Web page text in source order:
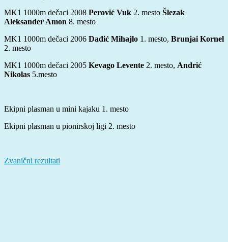
MK1 1000m dečaci 2008 Perović Vuk 2. mesto Šlezak
Aleksander Amon 8. mesto
MK1 1000m dečaci 2006 Dadić Mihajlo 1. mesto, Brunjai Kornel
2. mesto
MK1 1000m dečaci 2005 Kevago Levente 2. mesto, Andrić
Nikolas 5.mesto
Ekipni plasman u mini kajaku 1. mesto
Ekipni plasman u pionirskoj ligi 2. mesto
Zvanični rezultati